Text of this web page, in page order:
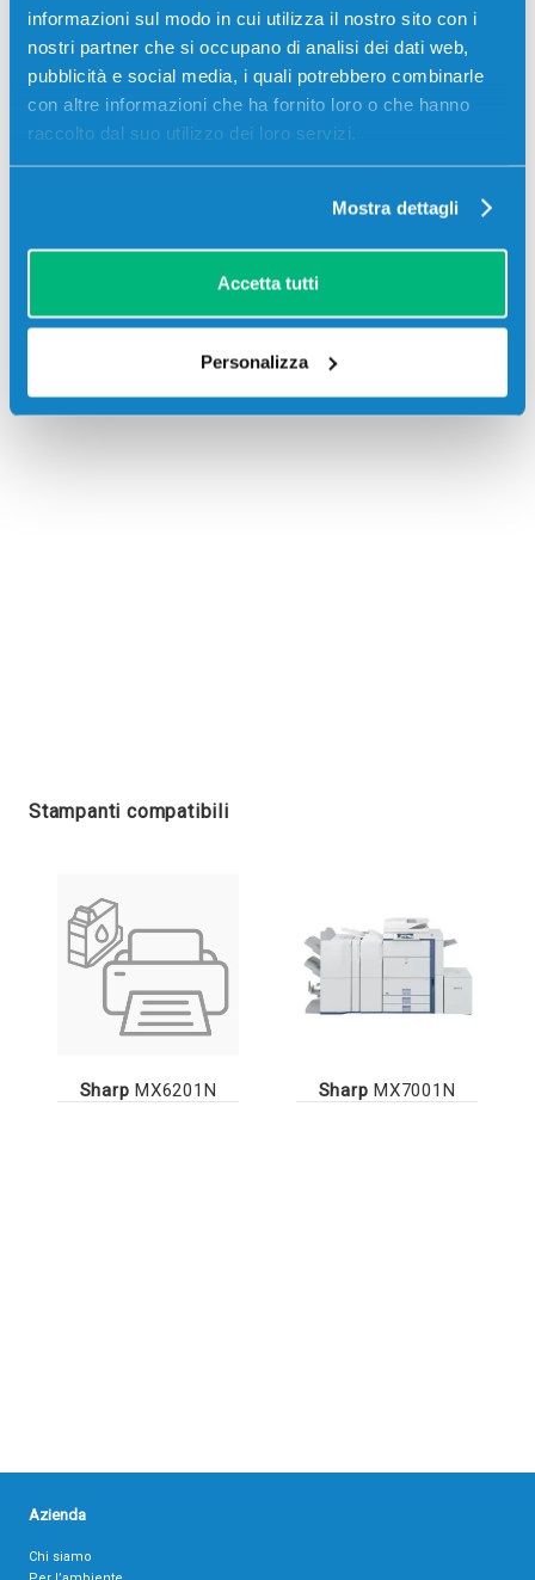
informazioni sul modo in cui utilizza il nostro sito con i
nostri partner che si occupano di analisi dei dati web,
pubblicità e social media, i quali potrebbero combinarle
con altre informazioni che ha fornito loro o che hanno
raccolto dal suo utilizzo dei loro servizi.
Mostra dettagli
Accetta tutti
Personalizza
Descrizione
Rullo trasferimento originale Sharp MX701X2 NERO
300000 pagine per Stampanti: Sharp MX6201N,
Sharp MX7001N
Stampanti compatibili
Sharp MX6201N Sharp MX7001N
Azienda
Chi siamo